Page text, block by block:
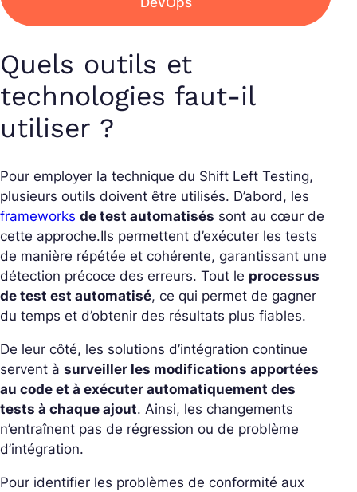
Quels outils et
technologies faut-il
utiliser ?
Pour employer la technique du Shift Left Testing,
plusieurs outils doivent être utilisés. D’abord, les
frameworks de test automatisés sont au cœur de
cette approche.Ils permettent d’exécuter les tests
de manière répétée et cohérente, garantissant une
détection précoce des erreurs. Tout le processus
de test est automatisé, ce qui permet de gagner
du temps et d’obtenir des résultats plus fiables.
De leur côté, les solutions d’intégration continue
servent à surveiller les modifications apportées
au code et à exécuter automatiquement des
tests à chaque ajout. Ainsi, les changements
n’entraînent pas de régression ou de problème
d’intégration.
Pour identifier les problèmes de conformité aux